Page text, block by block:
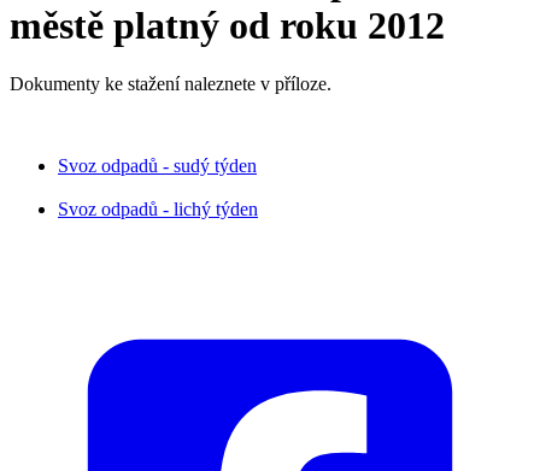
městě platný od roku 2012
Dokumenty ke stažení naleznete v příloze.
Svoz odpadů - sudý týden
Svoz odpadů - lichý týden